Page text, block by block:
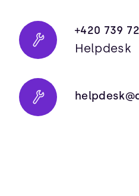
+420 739
Helpdesk